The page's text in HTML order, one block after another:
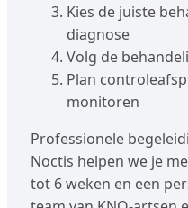
Kies de juiste
diagnose
Volg de
Plan
monitoren
Professionele
Noctis helpen we je
tot 6 weken en een